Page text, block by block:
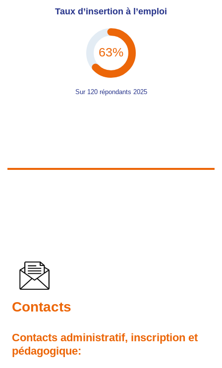
Taux d’insertion à l’emploi
64%
Sur 120 répondants 2025
Contacts
Contacts administratif, inscription et
pédagogique: